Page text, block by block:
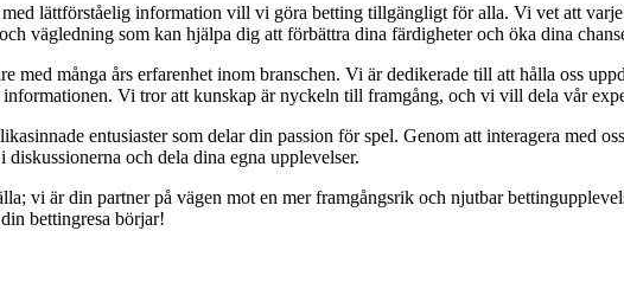
lättförståelig information vill vi göra betting tillgängligt för alla. Vi vet att
vägledning som kan hjälpa dig att förbättra dina färdigheter och öka dina
med många års erfarenhet inom branschen. Vi är dedikerade till att hålla oss
informationen. Vi tror att kunskap är nyckeln till framgång, och vi vill dela vår
entusiaster som delar din passion för spel. Genom att interagera med
och dela dina egna upplevelser.
vi är din partner på vägen mot en mer framgångsrik och njutbar
bettingresa börjar!